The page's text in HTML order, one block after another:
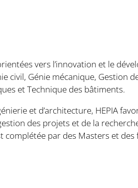
vers l’innovation et le
civil, Génie mécanique, Gestion
et Technique des bâtiments.
et d’architecture, HEPIA
des projets et de la
complétée par des Masters et